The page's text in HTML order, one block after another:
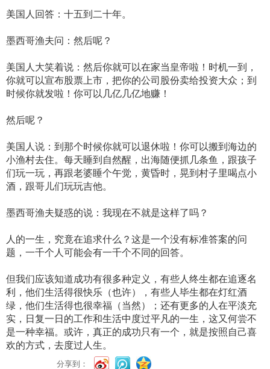
美国人回答：十五到二十年。
墨西哥渔夫问：然后呢？
美国人大笑着说：然后你就可以在家当皇帝啦！时机一到，
你就可以宣布股票上市，把你的公司股份卖给投资大众；到
时候你就发啦！你可以几亿几亿地赚！
然后呢？
美国人说：到那个时候你就可以退休啦！你可以搬到海边的
小渔村去住。每天睡到自然醒，出海随便抓几条鱼，跟孩子
们玩一玩，再跟老婆睡个午觉，黄昏时，晃到村子里喝点小
酒，跟哥儿们玩玩吉他。
墨西哥渔夫疑惑的说：我现在不就是这样了吗？
人的一生，究竟在追求什么？这是一个没有标准答案的问
题，一千个人可能会有一千个不同的回答。
但我们应该知道成功有很多种定义，有些人终生都在追逐名
利，他们生活得很快乐（也许），有些人毕生都在灯红酒
绿，他们生活得也很幸福（当然）；还有更多的人在平淡充
实，日复一日的工作和生活中度过平凡的一生，这又何尝不
是一种幸福。或许，真正的成功只有一个，就是按照自己喜
欢的方式，去度过人生。
分享到：